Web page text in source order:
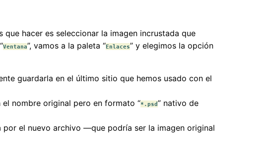
hacer es seleccionar la imagen incrustada que
Ventana”, vamos a la paleta “Enlaces” y elegimos la opción
guardarla en el último sitio que hemos usado con el
nombre original pero en formato “*.psd” nativo de
por el nuevo archivo —que podría ser la imagen original